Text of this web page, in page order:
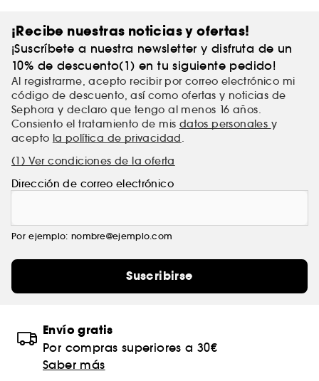
¡Recibe nuestras noticias y ofertas!
¡Suscríbete a nuestra newsletter y disfruta de un
10% de descuento(1) en tu siguiente pedido!
Al registrarme, acepto recibir por correo electrónico mi
código de descuento, así como ofertas y noticias de
Sephora y declaro que tengo al menos 16 años.
Consiento el tratamiento de mis datos personales y
acepto la política de privacidad.
(1) Ver condiciones de la oferta
Dirección de correo electrónico
Por ejemplo: nombre@ejemplo.com
Suscribirse
Envío gratis
Por compras superiores a 30€
Saber más